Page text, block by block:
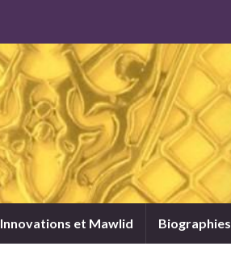
Innovations et Mawlid Biographies